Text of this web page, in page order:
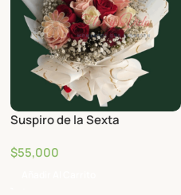
Suspiro de la Sexta
$55,000